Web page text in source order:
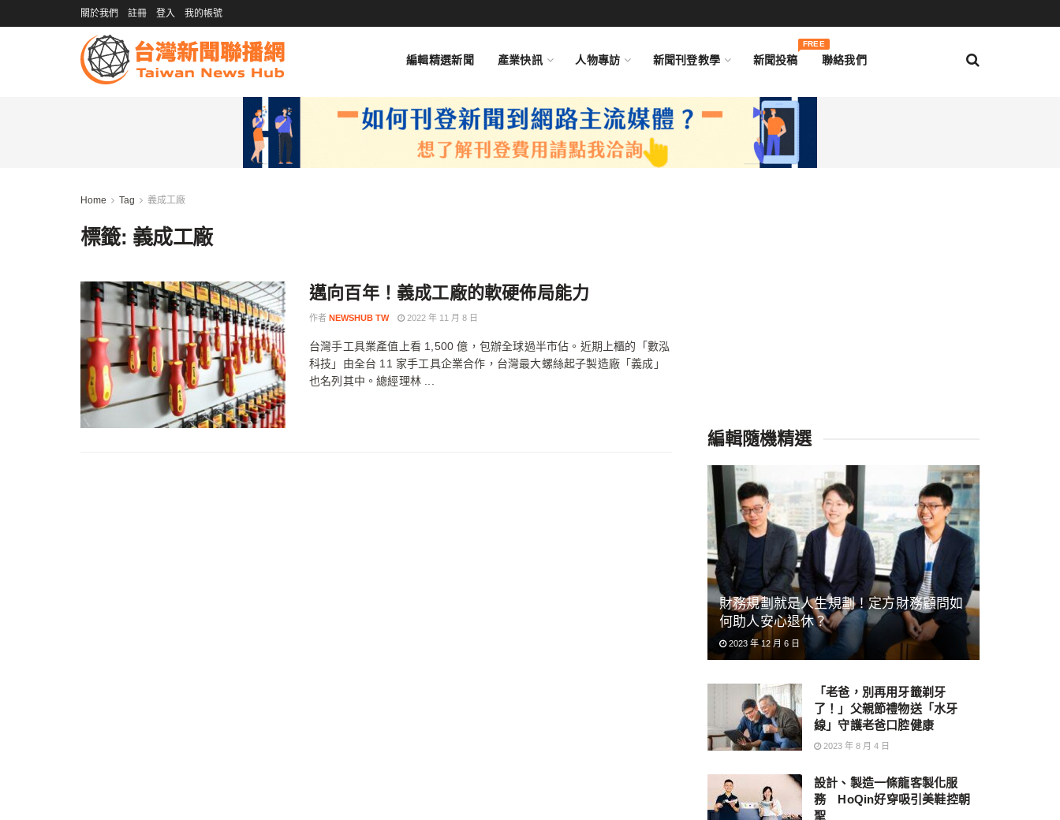
關於我們 註冊 登入 我的帳號
編輯精選新聞 產業快訊 人物專訪 新聞刊登教學 新聞投稿
FREE
聯絡我們
Home Tag 義成工廠
標籤: 義成工廠
邁向百年！義成工廠的軟硬佈局能力
作者 NEWSHUB TW 2022 年 11 月 8 日
台灣手工具業產值上看 1,500 億，包辦全球過半市佔。近期上櫃的「數泓
科技」由全台 11 家手工具企業合作，台灣最大螺絲起子製造廠「義成」
也名列其中。總經理林 ...
編輯隨機精選
財務規劃就是人生規劃！定方財務顧問如
何助人安心退休？
2023 年 12 月 6 日
「老爸，別再用牙籤剃牙
了！」父親節禮物送「水牙
線」守護老爸口腔健康
2023 年 8 月 4 日
設計、製造一條龍客製化服
務 HoQin好穿吸引美鞋控朝
聖